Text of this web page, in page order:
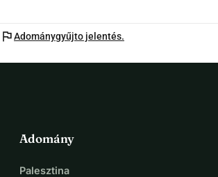
flagAdománygyűjto jelentés.
Adomány
Palesztina